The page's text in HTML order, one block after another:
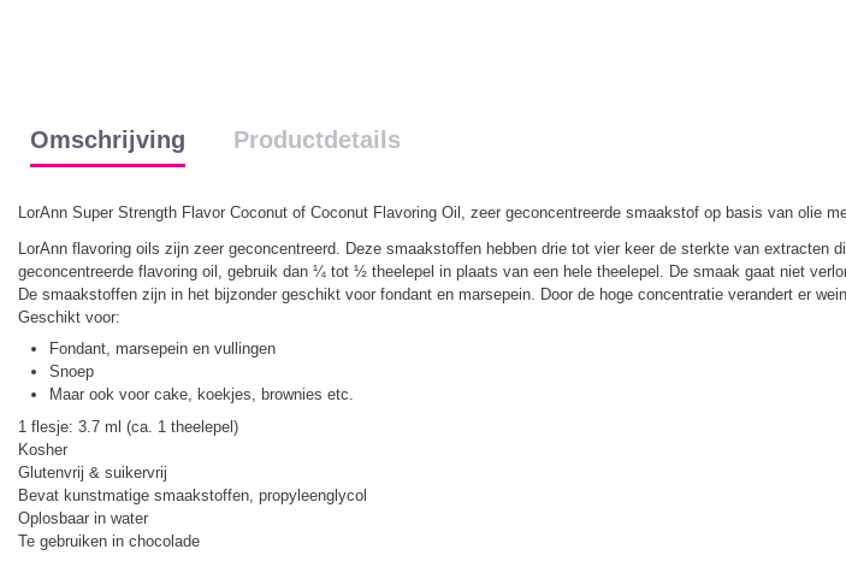
Omschrijving Productdetails
LorAnn Super Strength Flavor Coconut of Coconut Flavoring Oil, zeer geconcentreerde smaakstof op basis van olie
LorAnn flavoring oils zijn zeer geconcentreerd. Deze smaakstoffen hebben drie tot vier keer de sterkte van
geconcentreerde flavoring oil, gebruik dan ¼ tot ½ theelepel in plaats van een hele theelepel. De smaak gaat niet
De smaakstoffen zijn in het bijzonder geschikt voor fondant en marsepein. Door de hoge concentratie verandert er
Geschikt voor:
Fondant, marsepein en vullingen
Snoep
Maar ook voor cake, koekjes, brownies etc.
1 flesje: 3.7 ml (ca. 1 theelepel)
Kosher
Glutenvrij & suikervrij
Bevat kunstmatige smaakstoffen, propyleenglycol
Oplosbaar in water
Te gebruiken in chocolade